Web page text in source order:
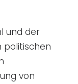
und der
politischen
von